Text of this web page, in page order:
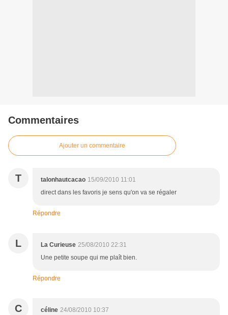
Commentaires
Ajouter un commentaire
T talonhautcacao 15/09/2010 11:01
direct dans les favoris je sens qu'on va se régaler
Répondre
L La Curieuse 25/08/2010 22:31
Une petite soupe qui me plaît bien.
Répondre
C céline 24/08/2010 10:37